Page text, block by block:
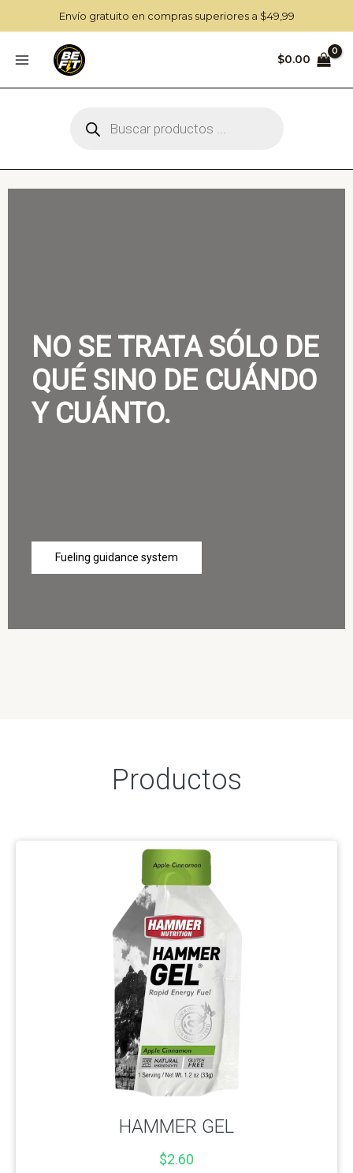
al
contenido
Envío gratuito en compras superiores a $49,99
$0.00
productos
NO SE TRATA SÓLO DE
QUÉ SINO DE CUÁNDO
Y CUÁNTO.
Fueling guidance system
Productos
HAMMER GEL
$2.60